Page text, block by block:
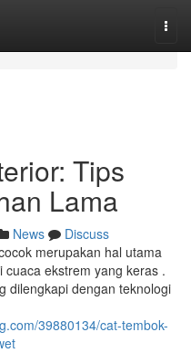
Tips
Lama
News
Discuss
merupakan hal utama
ekstrem yang keras .
dilengkapi dengan teknologi
39880134/cat-tembok-